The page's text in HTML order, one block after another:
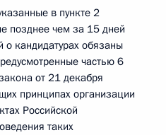
в пункте 2
позднее чем за 15 дней
кандидатурах обязаны
частью 6
от 21 декабря
принципах организации
Российской
таких